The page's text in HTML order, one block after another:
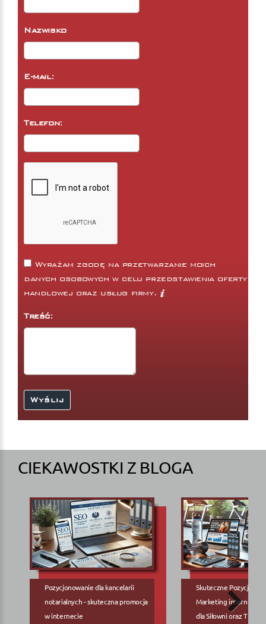
Nazwisko
E-mail:
Telefon:
Wyrażam zgodę na przetwarzanie moich
danych osobowych w celu przedstawienia oferty
handlowej oraz usług firmy.
Treść:
CIEKAWOSTKI Z BLOGA
Pozycjonowanie dla kancelarii
notarialnych - skuteczna promocja
w internecie
Skuteczne
Marketing internetowy
dla Siłowni oraz